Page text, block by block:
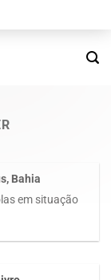
Bahia
em situação